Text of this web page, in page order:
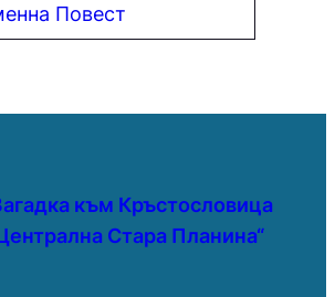
Повест
към Кръстословица
Стара Планина“